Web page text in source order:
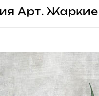
Арт. Жаркие